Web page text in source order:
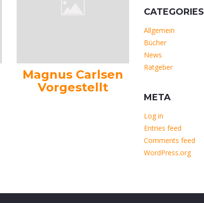
Magnus Carlsen
Vorgestellt
CATEGORIES
Allgemein
Bücher
News
Ratgeber
META
Log in
Entries feed
Comments feed
WordPress.org